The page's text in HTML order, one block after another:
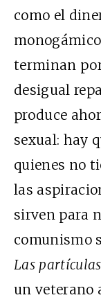
como el
terminan
desigual
produce
sexual: hay
quienes no
las
sirven para
comunismo
Las
un veterano